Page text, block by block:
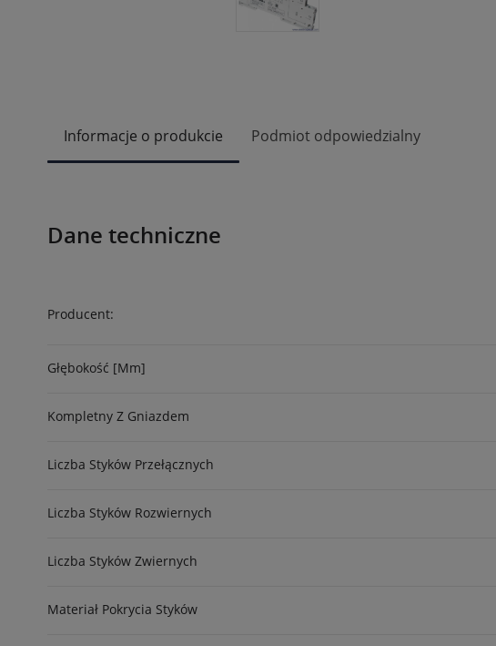
Informacje o produkcie Podmiot odpowiedzialny
Dane techniczne
Producent:
Głębokość [mm]
Kompletny Z Gniazdem
Liczba Styków Przełącznych
Liczba Styków Rozwiernych
Liczba Styków Zwiernych
Materiał Pokrycia Styków